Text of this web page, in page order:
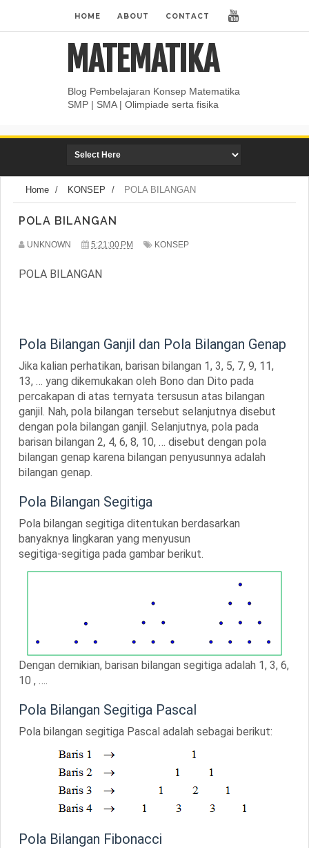
HOME ABOUT CONTACT
MATEMATIKA
Blog Pembelajaran Konsep Matematika
SMP | SMA | Olimpiade serta fisika
Home / KONSEP / POLA BILANGAN
POLA BILANGAN
UNKNOWN 5:21:00 PM KONSEP
POLA BILANGAN
Pola Bilangan Ganjil dan Pola Bilangan Genap
Jika kalian perhatikan, barisan bilangan 1, 3, 5, 7, 9, 11,
13, … yang dikemukakan oleh Bono dan Dito pada
percakapan di atas ternyata tersusun atas bilangan
ganjil. Nah, pola bilangan tersebut selanjutnya disebut
dengan pola bilangan ganjil. Selanjutnya, pola pada
barisan bilangan 2, 4, 6, 8, 10, … disebut dengan pola
bilangan genap karena bilangan penyusunnya adalah
bilangan genap.
Pola Bilangan Segitiga
Pola bilangan segitiga ditentukan berdasarkan
banyaknya lingkaran yang menyusun
segitiga-segitiga pada gambar berikut.
Dengan demikian, barisan bilangan segitiga adalah 1, 3, 6,
10 , ….
Pola Bilangan Segitiga Pascal
Pola bilangan segitiga Pascal adalah sebagai berikut:
Pola Bilangan Fibonacci